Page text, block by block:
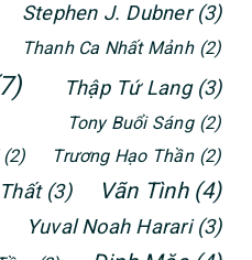
Stephen J. Dubner (3)
Thanh Ca Nhất Mảnh (2)
Thập Tứ Lang (3)
Tony Buổi Sáng (2)
(2) Trương Hạo Thần (2)
(3) Vãn Tình (4)
Yuval Noah Harari (3)